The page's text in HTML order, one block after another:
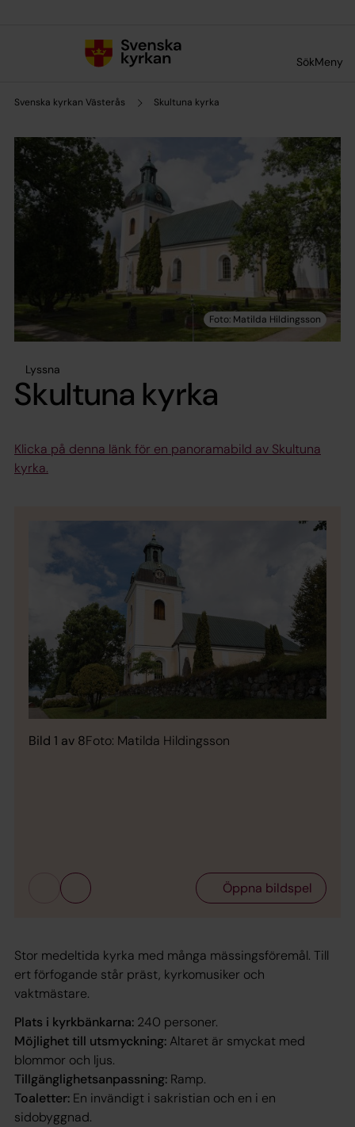
SökMeny
Svenska kyrkan Västerås Skultuna kyrka
Lyssna
Skultuna kyrka
Klicka på denna länk för en panoramabild av Skultuna
kyrka.
Bild 1 av 8Foto: Matilda Hildingsson
Öppna bildspel
Stor medeltida kyrka med många mässingsföremål. Till
ert förfogande står präst, kyrkomusiker och
vaktmästare.
Plats i kyrkbänkarna: 240 personer.
Möjlighet till utsmyckning: Altaret är smyckat med
blommor och ljus.
Tillgänglighetsanpassning: Ramp.
Toaletter: En invändigt i sakristian och en i en
sidobyggnad.